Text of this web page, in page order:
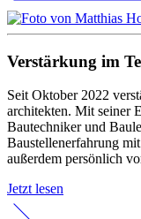
Verstärkung im
Seit Oktober 2022
architekten. Mit seiner
Bautechniker und
Baustellenerfahrung
außerdem persönlich
Jetzt lesen